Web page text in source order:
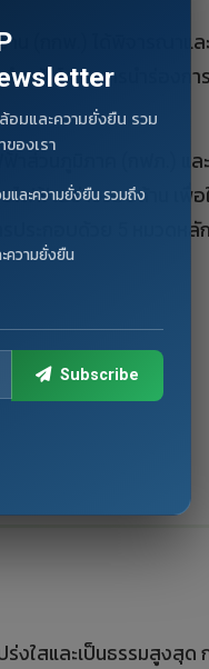
(กกพ.) ได้พิจารณาแล
ำหรับโครงการนำร่อง
าส่วนภูมิภาค (กฟภ.) แ
ไฟฟ้าอย่างรอบด้าน เพื่
ประกอบด้วย 5 หมวดหลั
งใสและเป็นธรรมสูงสุ
มและความยั่งยืน รวม
องเรา
ละความยั่งยืน รวมถึง
ความยั่งยืน
Subscribe